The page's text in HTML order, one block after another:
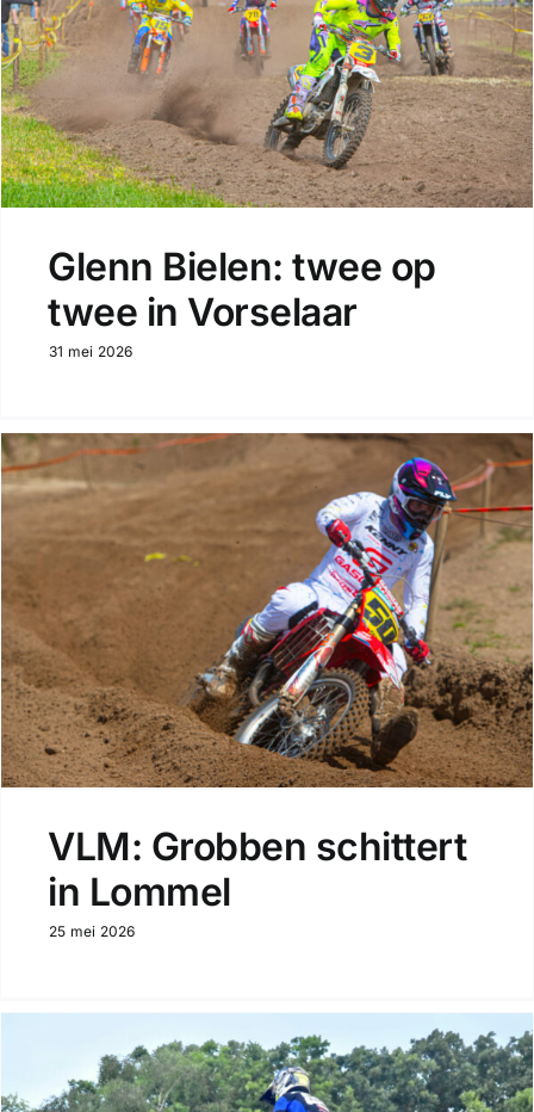
Glenn Bielen: twee op
twee in Vorselaar
31 mei 2026
VLM: Grobben schittert
in Lommel
25 mei 2026